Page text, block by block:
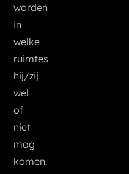
worden
in
welke
ruimtes
hij/zij
wel
of
niet
mag
komen.